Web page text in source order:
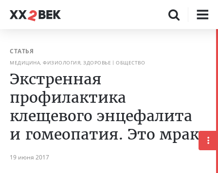
СТАТЬЯ
МЕДИЦИНА, ФИЗИОЛОГИЯ, ЗДОРОВЬЕ ОБЩЕСТВО
Экстренная
профилактика
клещевого энцефалита
и гомеопатия. Это мрак
19 июня 2017